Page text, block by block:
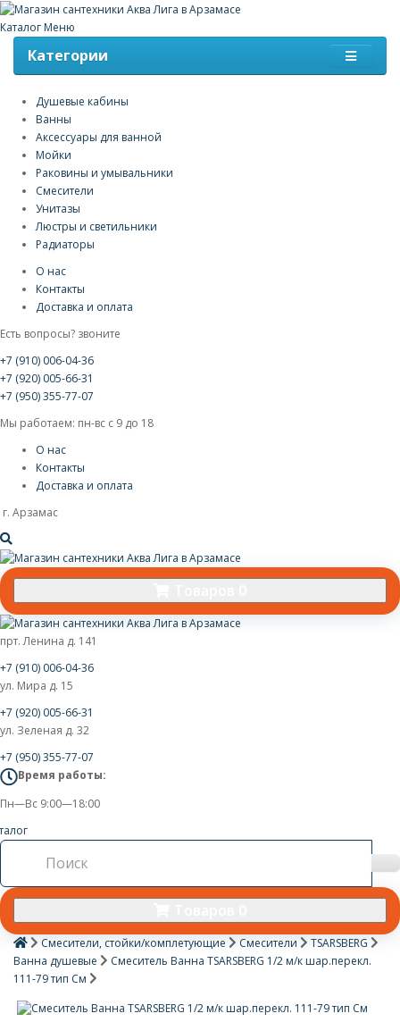
Каталог Меню
Категории
Душевые кабины
Ванны
Аксессуары для ванной
Мойки
Раковины и умывальники
Смесители
Унитазы
Люстры и светильники
Радиаторы
О нас
Контакты
Доставка и оплата
Есть вопросы? звоните
+7 (910) 006-04-36
+7 (920) 005-66-31
+7 (950) 355-77-07
Мы работаем: пн-вс с 9 до 18
О нас
Контакты
Доставка и оплата
г. Арзамас
прт. Ленина д. 141
+7 (910) 006-04-36
ул. Мира д. 15
+7 (920) 005-66-31
ул. Зеленая д. 32
+7 (950) 355-77-07
Время работы:
Пн—Вс 9:00—18:00
Смесители, стойки/комплетующие Смесители
TSARSBERG
Ванна душевые
Смеситель Ванна TSARSBERG 1/2 м/к шар.перекл.
111-79 тип См